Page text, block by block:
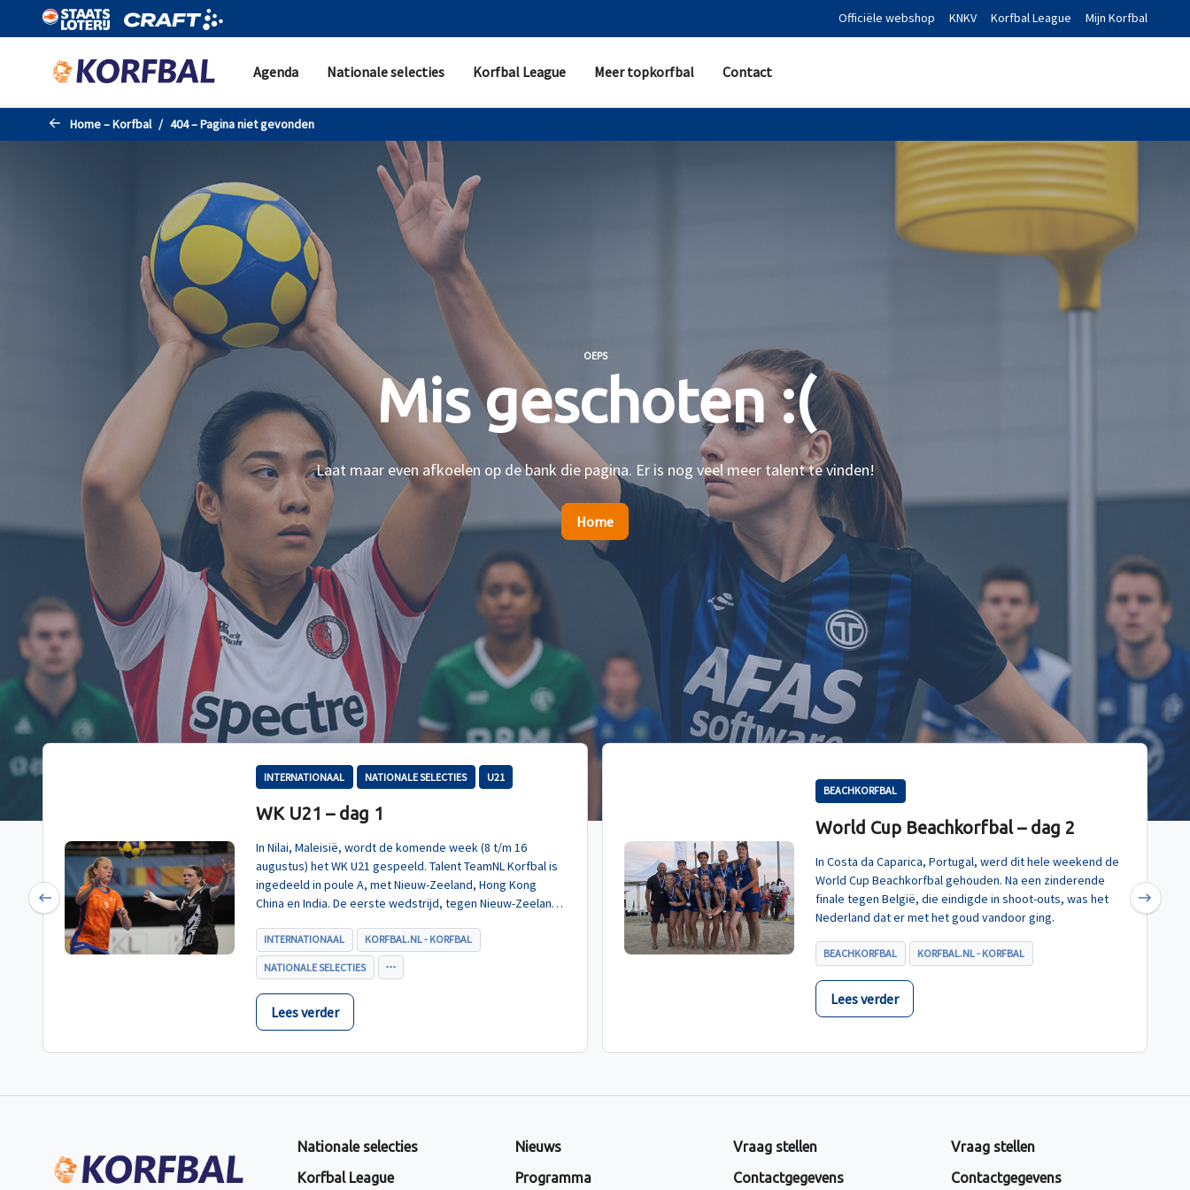
Naar de hoofdinhoud gaan Officiële webshop KNKV Korfbal League Mijn Korfbal
Agenda Nationale selecties Korfbal League Meer topkorfbal Contact
Home – Korfbal 404 – Pagina niet gevonden
OEPS
Mis geschoten :(
Laat maar even afkoelen op de bank die pagina. Er is nog veel meer talent te vinden!
Home
INTERNATIONAAL NATIONALE SELECTIES U21
WK U21 – dag 1
In Nilai, Maleisië, wordt de komende week (8 t/m 16
augustus) het WK U21 gespeeld. Talent TeamNL Korfbal is
ingedeeld in poule A, met Nieuw-Zeeland, Hong Kong
China en India. De eerste wedstrijd, tegen Nieuw-Zeeland
INTERNATIONAAL KORFBAL.NL - KORFBAL
NATIONALE SELECTIES
Lees verder
BEACHKORFBAL
World Cup Beachkorfbal – dag 2
In Costa da Caparica, Portugal, werd dit hele weekend de
World Cup Beachkorfbal gehouden. Na een zinderende
finale tegen België, die eindigde in shoot-outs, was het
Nederland dat er met het goud vandoor ging.
BEACHKORFBAL KORFBAL.NL - KORFBAL
Lees verder
Previous Next
Nationale selecties
Korfbal League
Nieuws
Programma
Vraag stellen
Contactgegevens
Vraag stellen
Contactgegevens